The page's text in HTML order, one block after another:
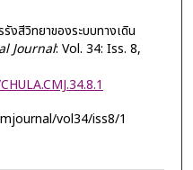
งสีวิทยาของระบบทางเดิน
Journal: Vol. 34: Iss. 8,
vol34/iss8/1